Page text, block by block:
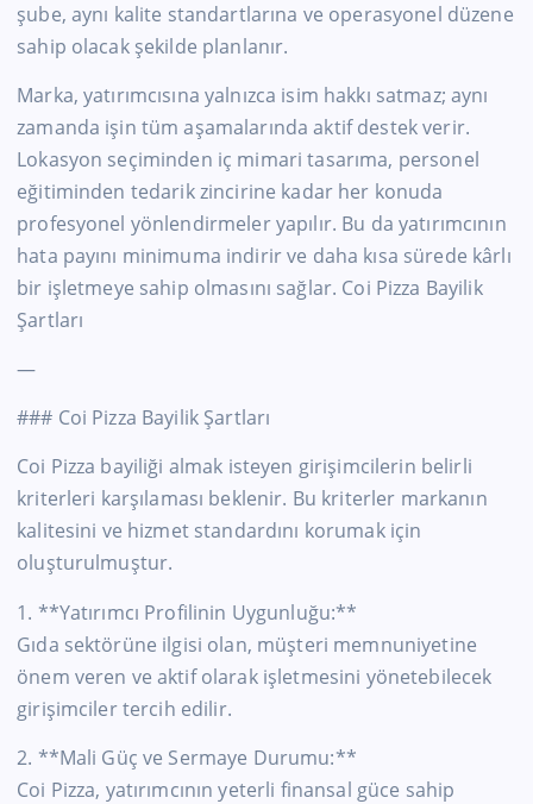
şube, aynı kalite standartlarına ve operasyonel düzene
sahip olacak şekilde planlanır.
Marka, yatırımcısına yalnızca isim hakkı satmaz; aynı
zamanda işin tüm aşamalarında aktif destek verir.
Lokasyon seçiminden iç mimari tasarıma, personel
eğitiminden tedarik zincirine kadar her konuda
profesyonel yönlendirmeler yapılır. Bu da yatırımcının
hata payını minimuma indirir ve daha kısa sürede kârlı
bir işletmeye sahip olmasını sağlar. Coi Pizza Bayilik
Şartları
—
### Coi Pizza Bayilik Şartları
Coi Pizza bayiliği almak isteyen girişimcilerin belirli
kriterleri karşılaması beklenir. Bu kriterler markanın
kalitesini ve hizmet standardını korumak için
oluşturulmuştur.
1. **Yatırımcı Profilinin Uygunluğu:**
Gıda sektörüne ilgisi olan, müşteri memnuniyetine
önem veren ve aktif olarak işletmesini yönetebilecek
girişimciler tercih edilir.
2. **Mali Güç ve Sermaye Durumu:**
Coi Pizza, yatırımcının yeterli finansal güce sahip